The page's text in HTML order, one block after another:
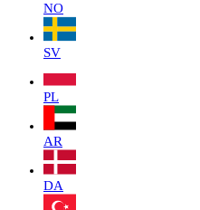
NO
SV
PL
AR
DA